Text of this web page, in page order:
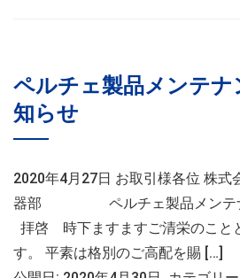
ペルチェ製品メンテナ
知らせ
2020年4月27日 お取引様各位 株式
器部 ペルチェ製品メンテナ
拝啓 時下ますますご清栄のこと
す。 平素は格別のご高配を賜 […]